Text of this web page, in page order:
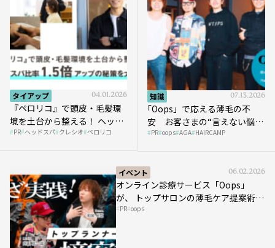
タイアップ 04.01.2026
『ペロリコ』で頭皮・毛髪環
境を土台から整える！ ヘッド
スパ比率1.5倍アップの秘策を
PR ヘッドスパ クレシオ ペロリコ
知識 07.13.2026
｢Oops」で応える薄毛の不
安 お客さまの“言えない悩
み”にどう向き合う？ ＃01
PR oops AGA HAIRCAMP
イベント 06.02.2026
オンライン診療サービス「Oops」
が、 トップサロンの薄毛ケア提案術を
HAIRCAMPで公開！
PR oops